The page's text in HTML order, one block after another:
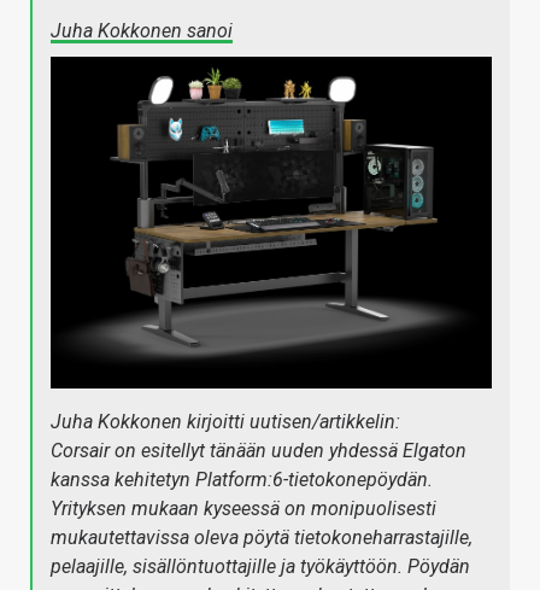
Juha Kokkonen sanoi
Juha Kokkonen kirjoitti uutisen/artikkelin:
Corsair on esitellyt tänään uuden yhdessä Elgaton
kanssa kehitetyn Platform:6-tietokonepöydän.
Yrityksen mukaan kyseessä on monipuolisesti
mukautettavissa oleva pöytä tietokoneharrastajille,
pelaajille, sisällöntuottajille ja työkäyttöön. Pöydän